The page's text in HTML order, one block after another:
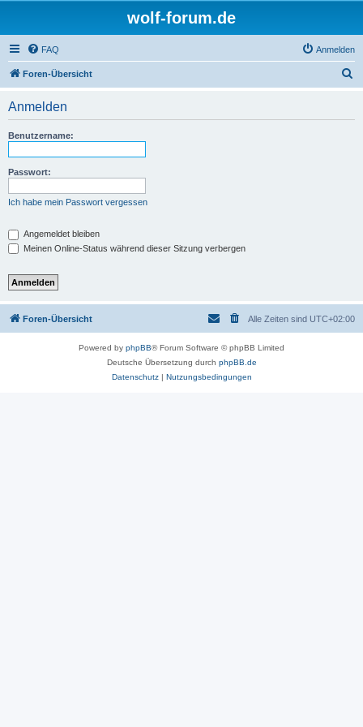
wolf-forum.de
FAQ Anmelden
Foren-Übersicht
Anmelden
Benutzername:
Passwort:
Ich habe mein Passwort vergessen
Angemeldet bleiben
Meinen Online-Status während dieser Sitzung verbergen
Foren-Übersicht Alle Zeiten sind UTC+02:00
Powered by phpBB® Forum Software © phpBB Limited
Deutsche Übersetzung durch phpBB.de
Datenschutz| Nutzungsbedingungen